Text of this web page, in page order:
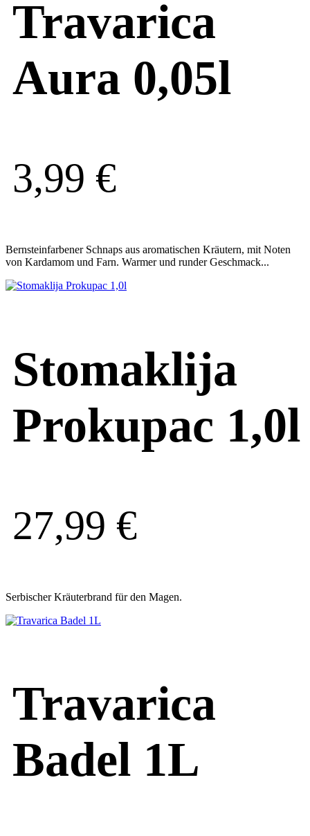
Travarica
Aura 0,05l
3,99 €
Bernsteinfarbener Schnaps aus aromatischen Kräutern, mit Noten
von Kardamom und Farn. Warmer und runder Geschmack...
Stomaklija
Prokupac 1,0l
27,99 €
Serbischer Kräuterbrand für den Magen.
Travarica
Badel 1L